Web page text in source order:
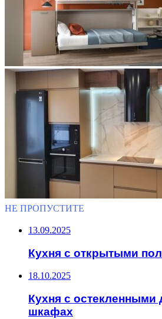
НЕ ПРОПУСТИТЕ
13.09.2025
Кухня с открытыми
18.10.2025
Кухня с остекленными
шкафах